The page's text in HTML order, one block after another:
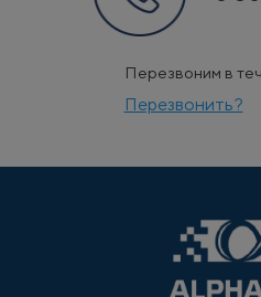
Перезвоним в
Перезвонить?